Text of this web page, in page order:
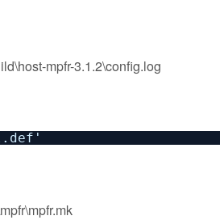
mpfr-3.1.2\config.log